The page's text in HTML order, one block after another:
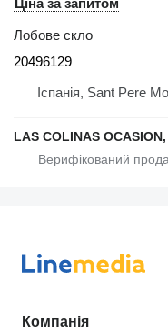
Лобове скло
20496129
Іспанія, Sant Pere
LAS COLINAS
Компанія